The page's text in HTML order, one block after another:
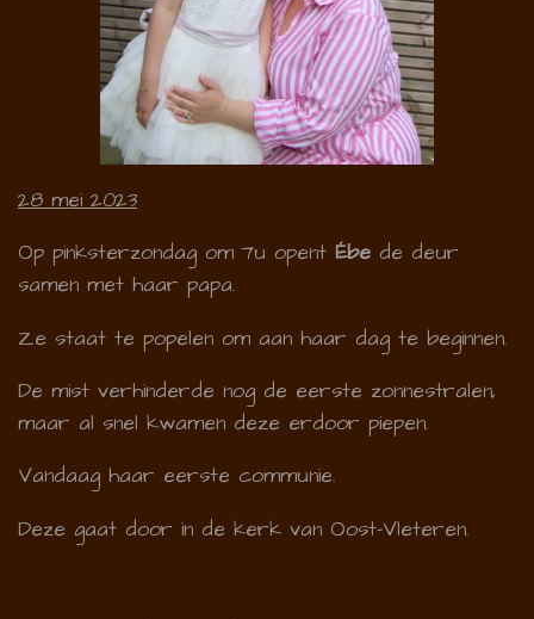
28 mei 2023
Op pinksterzondag om 7u opent Ébe de deur
samen met haar papa.
Ze staat te popelen om aan haar dag te beginnen.
De mist verhinderde nog de eerste zonnestralen,
maar al snel kwamen deze erdoor piepen.
Vandaag haar eerste communie.
Deze gaat door in de kerk van Oost-Vleteren.